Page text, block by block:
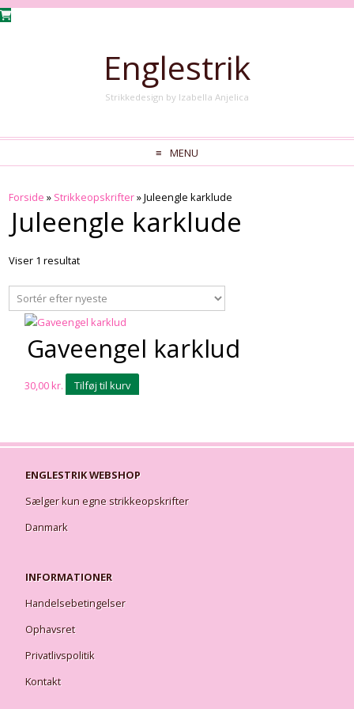
Englestrik
Strikkedesign by Izabella Anjelica
MENU
Forside » Strikkeopskrifter» Juleengle karklude
Juleengle karklude
Viser 1 resultat
Gaveengel karklud
30,00 kr. Tilføj til kurv
ENGLESTRIK WEBSHOP
Sælger kun egne strikkeopskrifter
Danmark
INFORMATIONER
Handelsebetingelser
Ophavsret
Privatlivspolitik
Kontakt